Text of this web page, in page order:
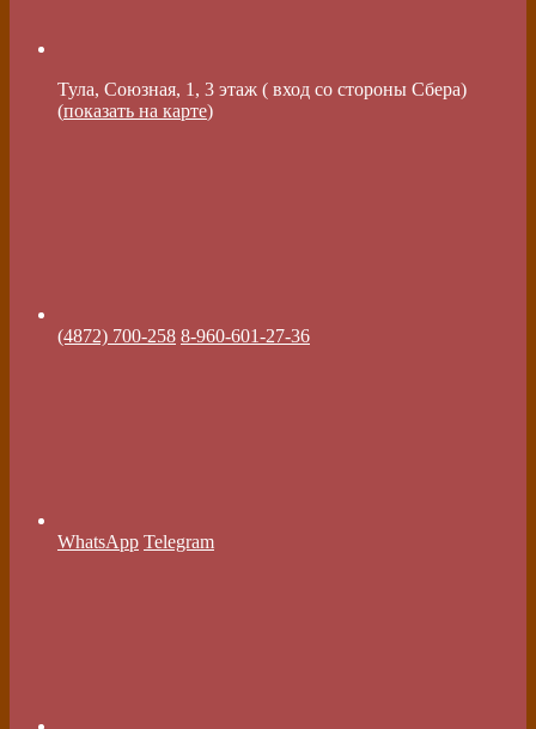
Тула, Союзная, 1, 3 этаж ( вход со стороны Сбера)
(показать на карте)
(4872) 700-258 8-960-601-27-36
WhatsApp Telegram